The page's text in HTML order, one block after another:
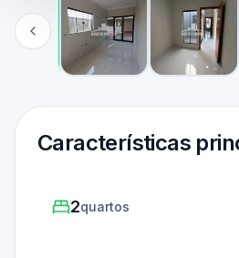
Características
2quartos